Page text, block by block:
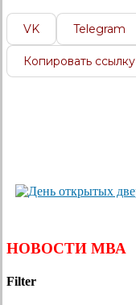
VK Telegram
Копировать ссылку
НОВОСТИ МВА
Filter